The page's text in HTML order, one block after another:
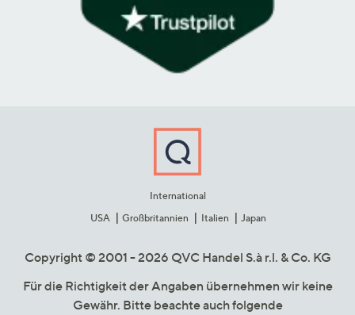
International
USA
Großbritannien Italien Japan
Copyright © 2001 - 2026 QVC Handel S.à r.l. & Co. KG
Für die Richtigkeit der Angaben übernehmen wir keine
Gewähr. Bitte beachte auch folgende